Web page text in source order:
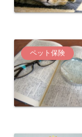
ペット保険